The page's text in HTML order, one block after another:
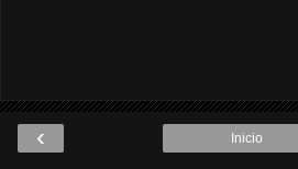
‹ Inicio